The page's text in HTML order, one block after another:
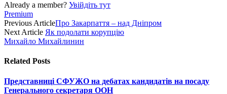
Already a member? Увійдіть тут
Premium
Previous ArticleПро Закарпаття – над Дніпром
Next Article Як подолати корупцію
Михайло Михайлинин
Related Posts
Представниці СФУЖО на дебатах кандидатів на посаду
Генерального секретаря ООН